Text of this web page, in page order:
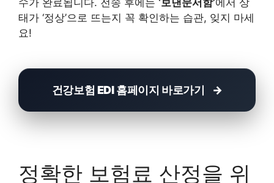
태가 ‘정상’으로 뜨는지 꼭 확인하는 습관, 잊지 마세
요!
건강보험 EDI 홈페이지 바로가기
정확한 보험료 산정을 위